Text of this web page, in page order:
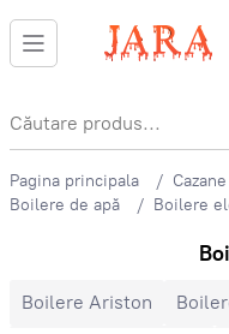
Pagina principala
Boilere de apă
Boilere
Boilere Ariston